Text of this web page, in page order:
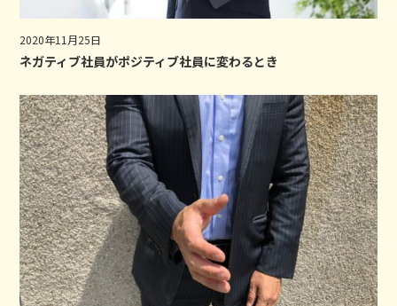
2020年11月25日
ネガティブ社員がポジティブ社員に変わるとき